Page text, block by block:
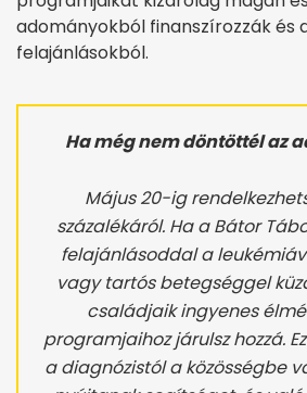
adományokból finanszírozzák és
felajánlásokból.
Ha még nem döntöttél az
Május 20-ig
százalékáról. Ha a Bátor
felajánlásoddal a
vagy tartós betegséggel
családjaik ingyenes
programjaihoz járulsz hozzá.
a diagnózistól a közösségbe